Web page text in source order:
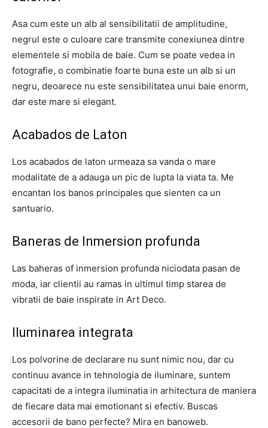
Asa cum este un alb al sensibilitatii de amplitudine,
negrul este o culoare care transmite conexiunea dintre
elementele si mobila de baie. Cum se poate vedea in
fotografie, o combinatie foarte buna este un alb si un
negru, deoarece nu este sensibilitatea unui baie enorm,
dar este mare si elegant.
Acabados de Laton
Los acabados de laton urmeaza sa vanda o mare
modalitate de a adauga un pic de lupta la viata ta. Me
encantan los banos principales que sienten ca un
santuario.
Baneras de Inmersion profunda
Las baheras of inmersion profunda niciodata pasan de
moda, iar clientii au ramas in ultimul timp starea de
vibratii de baie inspirate in Art Deco.
Iluminarea integrata
Los polvorine de declarare nu sunt nimic nou, dar cu
continuu avance in tehnologia de iluminare, suntem
capacitati de a integra iluminatia in arhitectura de maniera
de fiecare data mai emotionant si efectiv. Buscas
accesorii de bano perfecte? Mira en banoweb.